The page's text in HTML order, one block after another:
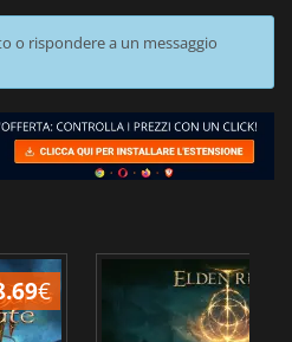
o rispondere a un messaggio
€